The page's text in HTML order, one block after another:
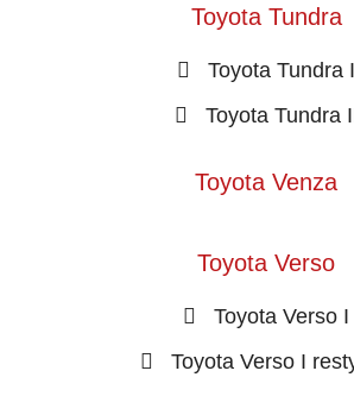
Toyota Tundra
Toyota Tundra I
Toyota Tundra
Toyota Venza
Toyota Verso
Toyota Verso I
Toyota Verso I